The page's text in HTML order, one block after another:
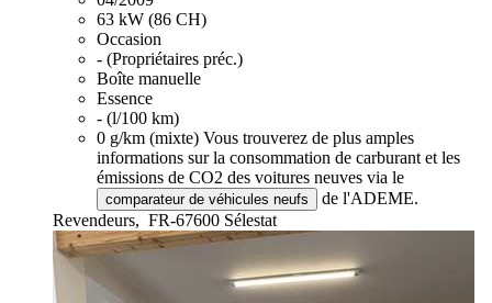
63 kW (86 CH)
Occasion
- (Propriétaires préc.)
Boîte manuelle
Essence
- (l/100 km)
0 g/km (mixte) Vous trouverez de plus amples
informations sur la consommation de carburant et les
émissions de CO2 des voitures neuves via le
comparateur de véhicules neufs
de l'ADEME.
Revendeurs, FR-67600 Sélestat